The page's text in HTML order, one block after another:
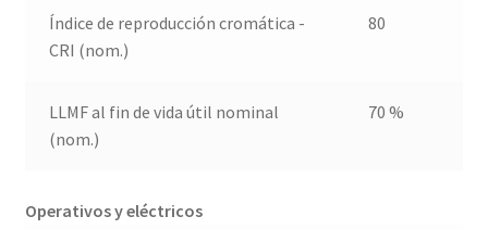
Índice de reproducción cromática -
CRI (nom.)
80
LLMF al fin de vida útil nominal
(nom.)
70 %
Operativos y eléctricos